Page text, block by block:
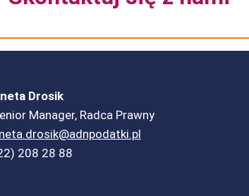
Drosik
Manager, Radca Prawny
208 28 88